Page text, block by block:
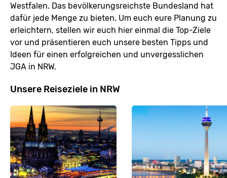
Westfalen. Das bevölkerungsreichste Bundesland hat
dafür jede Menge zu bieten. Um euch eure Planung zu
erleichtern, stellen wir euch hier einmal die Top-Ziele
vor und präsentieren euch unsere besten Tipps und
Ideen für einen erfolgreichen und unvergesslichen
JGA in NRW.
Unsere Reiseziele in NRW